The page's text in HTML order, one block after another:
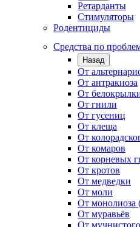
Ретарданты
Стимуляторы
Родентициды
Средства по
Назад
От
От антракноза
От
От гнили
От гусениц
От клеща
От
От комаров
От корневых
От кротов
От медведки
От моли
От монолиоза
От муравьёв
От